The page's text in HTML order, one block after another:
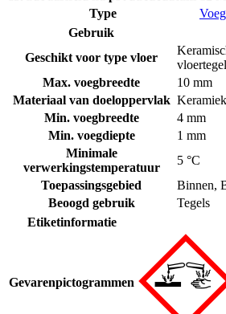
Type
Gebruik
Geschikt voor type vloer
Max. voegbreedte
10 mm
Materiaal van doeloppervlak Keramiek
Min. voegbreedte
4 mm
Min. voegdiepte
1 mm
Minimale
verwerkingstemperatuur
5 °C
Toepassingsgebied
Binnen,
Beoogd gebruik
Tegels
Etiketinformatie
Gevarenpictogrammen